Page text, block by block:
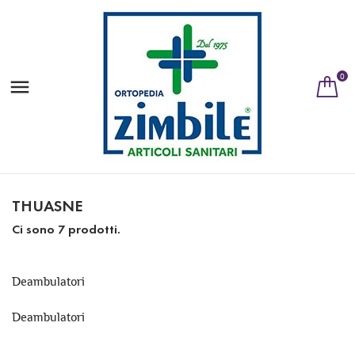
 0
THUASNE
Ci sono 7 prodotti.
Deambulatori
Deambulatori